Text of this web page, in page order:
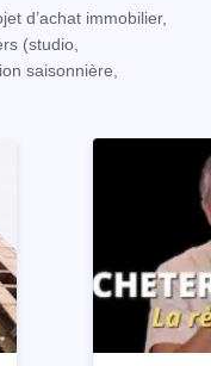
d’achat immobilier,
(studio,
saisonnière,